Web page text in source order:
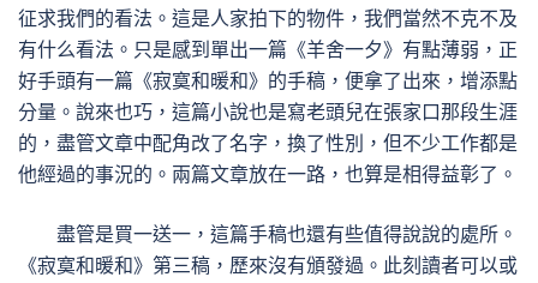
征求我們的看法。這是人家拍下的物件，我們當然不克不及
有什么看法。只是感到單出一篇《羊舍一夕》有點薄弱，正
好手頭有一篇《寂寞和暖和》的手稿，便拿了出來，增添點
分量。說來也巧，這篇小說也是寫老頭兒在張家口那段生涯
的，盡管文章中配角改了名字，換了性別，但不少工作都是
他經過的事況的。兩篇文章放在一路，也算是相得益彰了。
盡管是買一送一，這篇手稿也還有些值得說說的處所。
《寂寞和暖和》第三稿，歷來沒有頒發過。此刻讀者可以或